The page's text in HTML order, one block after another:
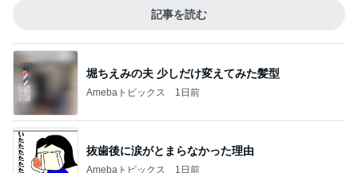
記事を読む
堀ちえみの夫 少しだけ変えてみた髪型
Amebaトピックス 1日前
抜歯後に涙がとまらなかった理由
Amebaトピックス 1日前